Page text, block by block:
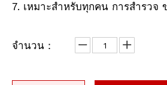
7. เหมาะสำหรับทุกคน การสำรวจ
จำนวน：